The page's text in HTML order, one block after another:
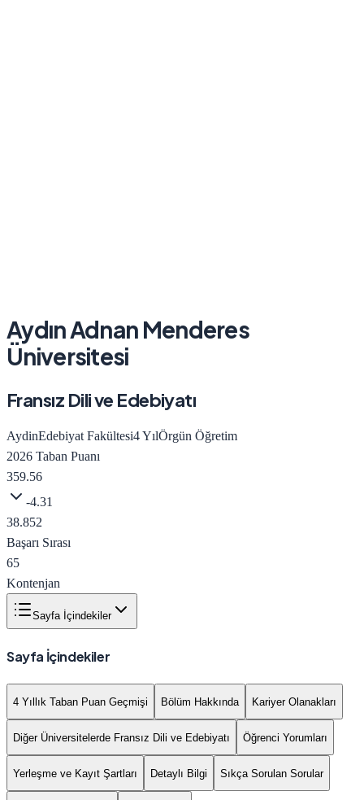
Aydın Adnan Menderes
Üniversitesi
Fransız Dili ve Edebiyatı
AydinEdebiyat Fakültesi4YılÖrgün Öğretim
2026 Taban Puanı
359.56
-4.31
38.852
Başarı Sırası
65
Kontenjan
Sayfa İçindekiler
Sayfa İçindekiler
4 Yıllık Taban Puan Geçmişi Bölüm Hakkında Kariyer Olanakları
Diğer Üniversitelerde Fransız Dili ve Edebiyatı Öğrenci Yorumları
Yerleşme ve Kayıt Şartları Detaylı Bilgi Sıkça Sorulan Sorular